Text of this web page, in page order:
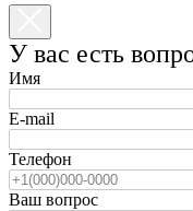
У вас есть
Имя
E-mail
Телефон
Ваш вопрос